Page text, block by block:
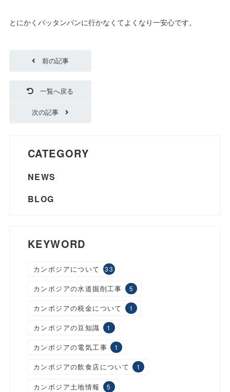
とにかくバッタンバンに行かなくてよくなり一安心です。
前の記事
一覧へ戻る
次の記事
CATEGORY
NEWS
BLOG
KEYWORD
カンボジアについて 33
カンボジアの水道掘削工事 5
カンボジアの税金について 1
カンボジアの豆知識 1
カンボジアの電気工事 1
カンボジアの飲食店について 1
カンボジア土地情報 5